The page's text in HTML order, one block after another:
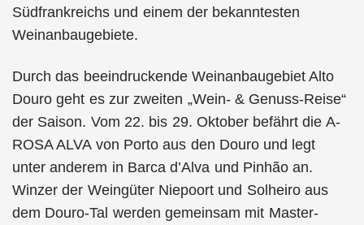
Südfrankreichs und einem der bekanntesten
Weinanbaugebiete.
Durch das beeindruckende Weinanbaugebiet Alto
Douro geht es zur zweiten „Wein- & Genuss-Reise“
der Saison. Vom 22. bis 29. Oktober befährt die A-
ROSA ALVA von Porto aus den Douro und legt
unter anderem in Barca d’Alva und Pinhão an.
Winzer der Weingüter Niepoort und Solheiro aus
dem Douro-Tal werden gemeinsam mit Master-